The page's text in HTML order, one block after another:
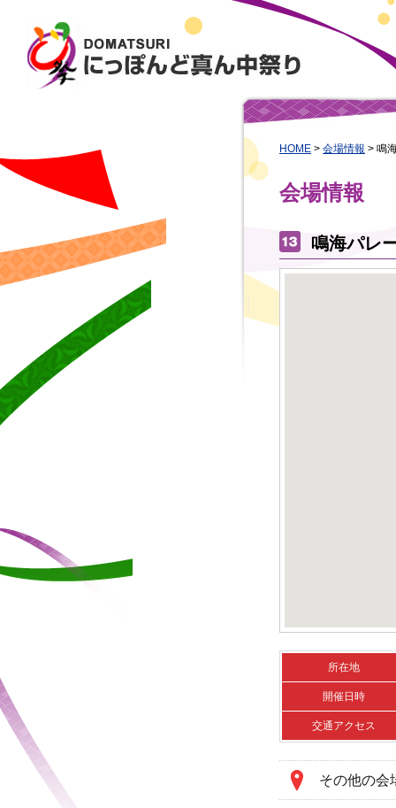
HOME > 会場情報 > 鳴
会場情報
鳴海パレ
所在地
開催日時
交通アクセス
その他の会